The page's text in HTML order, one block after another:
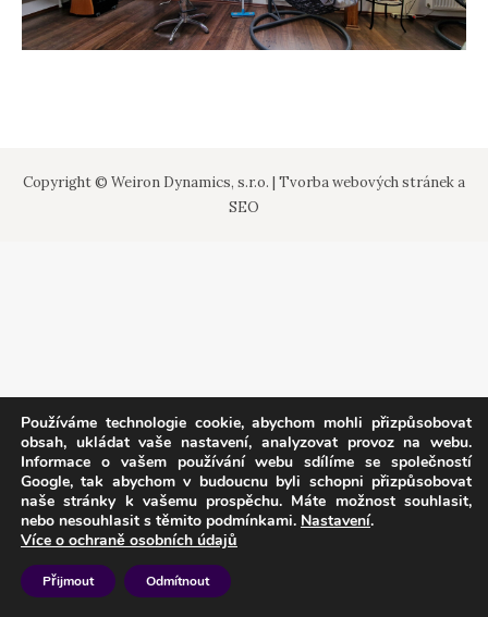
Copyright © Weiron Dynamics, s.r.o. | Tvorba webových stráneka
SEO
Používáme technologie cookie, abychom mohli přizpůsobovat
obsah, ukládat vaše nastavení, analyzovat provoz na webu.
Informace o vašem používání webu sdílíme se společností
Google, tak abychom v budoucnu byli schopni přizpůsobovat
naše stránky k vašemu prospěchu. Máte možnost souhlasit,
nebo nesouhlasit s těmito podmínkami. Nastavení.
Více o ochraně osobních údajů
Přijmout Odmítnout